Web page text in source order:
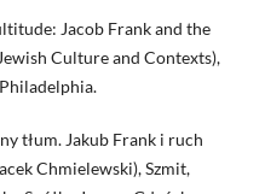
Jacob Frank and the
Culture and Contexts),
tłum. Jakub Frank i ruch
Chmielewski), Szmit,